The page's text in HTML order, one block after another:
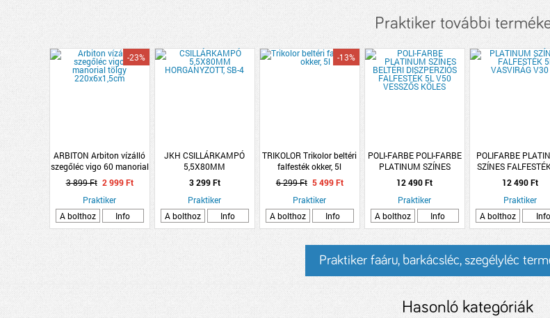
Praktiker további
ARBITON Arbiton vízálló
szegőléc vigo 60 manorial
tölgy 220x6x1,5cm
-23%
3 899 Ft 2 999 Ft
Praktiker
A bolthoz
Info
JKH CSILLÁRKAMPÓ
5,5X80MM
HORGANYZOTT, SB-4
3 299 Ft
Praktiker
A bolthoz
Info
TRIKOLOR Trikolor beltéri
falfesték okker, 5l
-13%
6 299 Ft 5 499 Ft
Praktiker
A bolthoz
Info
POLI-FARBE POLI-FARBE
PLATINUM SZÍNES
BELTÉRI DISZPERZIÓS
FALFESTÉK 5L V50
VESSZŐS KÖLES
12 490 Ft
Praktiker
A bolthoz
Info
POLIFARBE
SZÍNES
VASVIRÁG V30
12 490 Ft
Praktiker
A bolthoz
Info
Praktiker faáru, barkácsléc, szegélyléc
Hasonló kategóriák